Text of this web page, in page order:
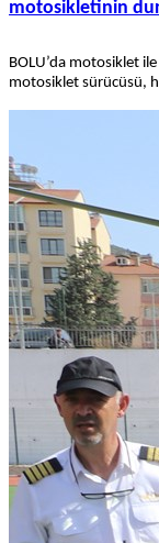
motosikletinin
BOLU’da motosiklet
motosiklet sürücüsü,